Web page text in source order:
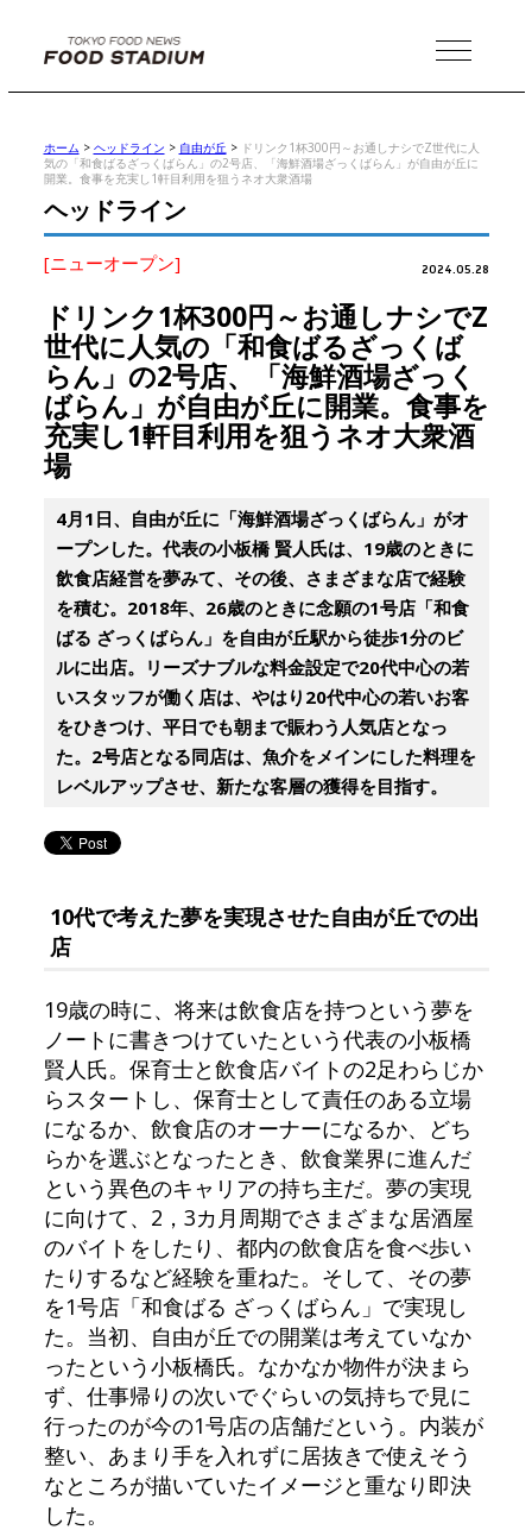
MENU
ホーム > ヘッドライン > 自由が丘 > ドリンク1杯300円～お通しナシでZ世代に人
気の「和食ばるざっくばらん」の2号店、「海鮮酒場ざっくばらん」が自由が丘に
開業。食事を充実し1軒目利用を狙うネオ大衆酒場
ヘッドライン
[ニューオープン] 2024.05.28
ドリンク1杯300円～お通しナシでZ
世代に人気の「和食ばるざっくば
らん」の2号店、「海鮮酒場ざっく
ばらん」が自由が丘に開業。食事を
充実し1軒目利用を狙うネオ大衆酒
場
4月1日、自由が丘に「海鮮酒場ざっくばらん」がオ
ープンした。代表の小板橋 賢人氏は、19歳のときに
飲食店経営を夢みて、その後、さまざまな店で経験
を積む。2018年、26歳のときに念願の1号店「和食
ばる ざっくばらん」を自由が丘駅から徒歩1分のビ
ルに出店。リーズナブルな料金設定で20代中心の若
いスタッフが働く店は、やはり20代中心の若いお客
をひきつけ、平日でも朝まで賑わう人気店となっ
た。2号店となる同店は、魚介をメインにした料理を
レベルアップさせ、新たな客層の獲得を目指す。
10代で考えた夢を実現させた自由が丘での出
店
19歳の時に、将来は飲食店を持つという夢を
ノートに書きつけていたという代表の小板橋
賢人氏。保育士と飲食店バイトの2足わらじか
らスタートし、保育士として責任のある立場
になるか、飲食店のオーナーになるか、どち
らかを選ぶとなったとき、飲食業界に進んだ
という異色のキャリアの持ち主だ。夢の実現
に向けて、2，3カ月周期でさまざまな居酒屋
のバイトをしたり、都内の飲食店を食べ歩い
たりするなど経験を重ねた。そして、その夢
を1号店「和食ばる ざっくばらん」で実現し
た。当初、自由が丘での開業は考えていなか
ったという小板橋氏。なかなか物件が決まら
ず、仕事帰りの次いでぐらいの気持ちで見に
行ったのが今の1号店の店舗だという。内装が
整い、あまり手を入れずに居抜きで使えそう
なところが描いていたイメージと重なり即決
した。